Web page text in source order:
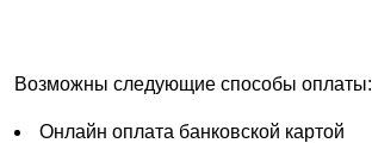
Возможны следующие способы оплаты:
Онлайн оплата банковской картой